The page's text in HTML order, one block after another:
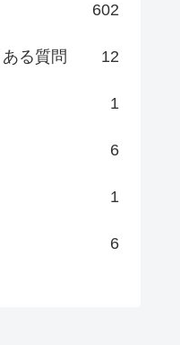
602
る質問 12
1
6
1
6